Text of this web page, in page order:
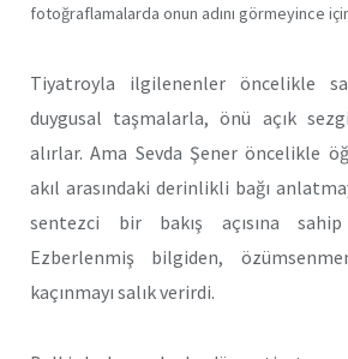
fotoğraflamalarda onun adını görmeyince
Tiyatroyla ilgilenenler öncelikle
duygusal taşmalarla, önü açık
alırlar. Ama Sevda Şener öncelikle
akıl arasındaki derinlikli bağı
sentezci bir bakış açısına
Ezberlenmiş bilgiden,
kaçınmayı salık verirdi.